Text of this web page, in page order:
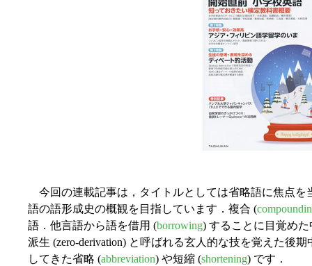
今回の連載記事は，タイトルとしては省略語に焦点を
語の語形成史の概観を目指しています．複合 (
語．他言語から語を借用 (borrowing) することに目覚め
派生 (zero-derivation) と呼ばれる玄人的な技を覚えた後
してきた省略 (abbreviation) や短縮 (shortening) です．